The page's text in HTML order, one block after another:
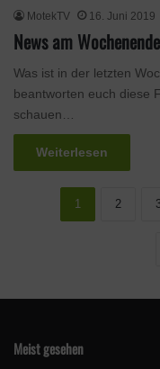
MotekTV 16. Juni 2019
News am
Was ist in der letzten
beantworten euch diese
schauen…
Weiterlesen
1 2
Meist gesehen